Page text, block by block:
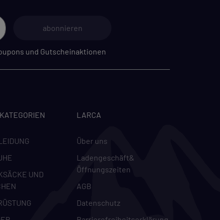
abonnieren
und Gutscheinaktionen
UND
LARCA
Über uns
Ladengeschäft&
Öffnungszeiten
AGB
Datenschutz